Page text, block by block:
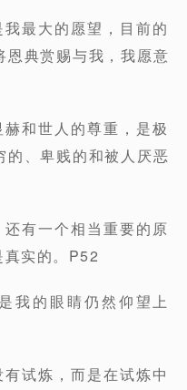
最大的愿望，目前的
恩典赏赐与我，我愿意
和世人的尊重，是极
的、卑贱的和被人厌恶
有一个相当重要的原
实的。P52
我的眼睛仍然仰望上
试炼，而是在试炼中